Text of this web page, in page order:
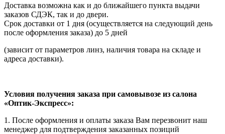
Доставка возможна как и до ближайшего пункта выдачи
заказов СДЭК, так и до двери.
Срок доставки от 1 дня (осуществляется на следующий день
после оформления заказа) до 5 дней
(зависит от параметров линз, наличия товара на складе и
адреса доставки).
Условия получения заказа при самовывозе из салона
«Оптик-Экспресс»:
1. После оформления и оплаты заказа Вам перезвонит наш
менеджер для подтверждения заказанных позиций